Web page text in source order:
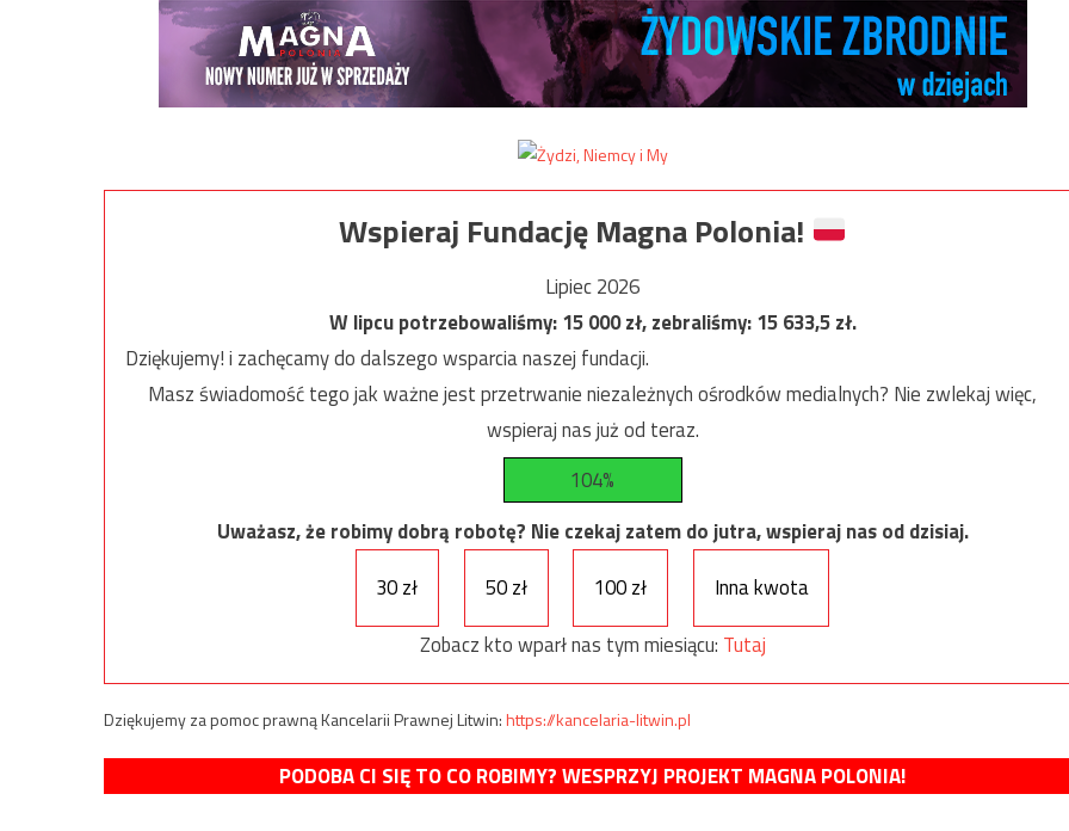
Wspieraj Fundację Magna Polonia!
Lipiec 2026
W lipcu potrzebowaliśmy:15 000zł, zebraliśmy:15 633,5zł.
Dziękujemy! i zachęcamy do dalszego wsparcia naszej fundacji.
Masz świadomość tego jak ważne jest przetrwanie niezależnych ośrodków medialnych? Nie zwlekaj więc,
wspieraj nas już od teraz.
104%
Uważasz, że robimy dobrą robotę? Nie czekaj zatem do jutra, wspieraj nas od dzisiaj.
30 zł
50 zł 100 zł
Inna kwota
Zobacz kto wparł nas tym miesiącu: Tutaj
Dziękujemy za pomoc prawną Kancelarii Prawnej Litwin:https://kancelaria-litwin.pl
PODOBA CI SIĘ TO CO ROBIMY? WESPRZYJ PROJEKT MAGNA POLONIA!